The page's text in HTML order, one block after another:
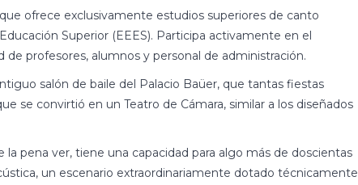
ofrece exclusivamente estudios superiores de canto
Superior (EEES). Participa activamente en el
de profesores, alumnos y personal de administración.
salón de baile del Palacio Baüer, que tantas fiestas
se convirtió en un Teatro de Cámara, similar a los diseñados
la pena ver, tiene una capacidad para algo más de doscientas
un escenario extraordinariamente dotado técnicamente